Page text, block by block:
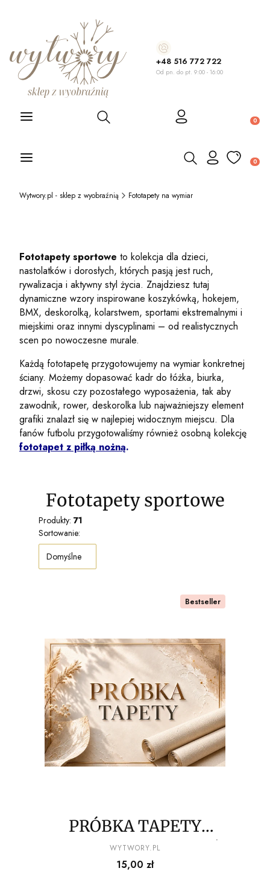
+48 516 772 722
Od pn. do pt. 9:00 - 16:00
Otwórz wyszukiwarkę
Otwórz wyszukiwarkę
Wytwory.pl - sklep z wyobraźnią Fototapety na wymiar
Fototapety sportowe to kolekcja dla dzieci,
nastolatków i dorosłych, których pasją jest ruch,
rywalizacja i aktywny styl życia. Znajdziesz tutaj
dynamiczne wzory inspirowane koszykówką, hokejem,
BMX, deskorolką, kolarstwem, sportami ekstremalnymi i
miejskimi oraz innymi dyscyplinami – od realistycznych
scen po nowoczesne murale.
Każdą fototapetę przygotowujemy na wymiar konkretnej
ściany. Możemy dopasować kadr do łóżka, biurka,
drzwi, skosu czy pozostałego wyposażenia, tak aby
zawodnik, rower, deskorolka lub najważniejszy element
grafiki znalazł się w najlepiej widocznym miejscu. Dla
fanów futbolu przygotowaliśmy również osobną kolekcję
fototapet z piłką nożną.
Fototapety sportowe
Produkty: 71
Lista produktów
Sortowanie:
Domyślne
Bestseller
PRÓBKA TAPETY
100x20 cm – sprawdź
kolor i strukturę przed
PRODUCENT
WYTWORY.PL
Cena
15,00 zł